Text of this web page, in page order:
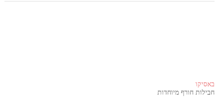
באסיקו
חבילות חורף מיוחדות